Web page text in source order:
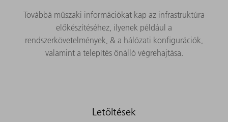
Továbbá műszaki információkat kap az infrastruktúra
előkészítéséhez, ilyenek például a
rendszerkövetelmények, & a hálózati konfigurációk,
valamint a telepítés önálló végrehajtása.
Letöltések